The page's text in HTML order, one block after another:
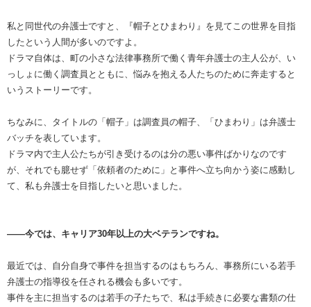
私と同世代の弁護士ですと、『帽子とひまわり』を見てこの世界を目指
したという人間が多いのですよ。
ドラマ自体は、町の小さな法律事務所で働く青年弁護士の主人公が、い
っしょに働く調査員とともに、悩みを抱える人たちのために奔走すると
いうストーリーです。
ちなみに、タイトルの「帽子」は調査員の帽子、「ひまわり」は弁護士
バッチを表しています。
ドラマ内で主人公たちが引き受けるのは分の悪い事件ばかりなのです
が、それでも臆せず「依頼者のために」と事件へ立ち向かう姿に感動し
て、私も弁護士を目指したいと思いました。
――今では、キャリア30年以上の大ベテランですね。
最近では、自分自身で事件を担当するのはもちろん、事務所にいる若手
弁護士の指導役を任される機会も多いです。
事件を主に担当するのは若手の子たちで、私は手続きに必要な書類の仕